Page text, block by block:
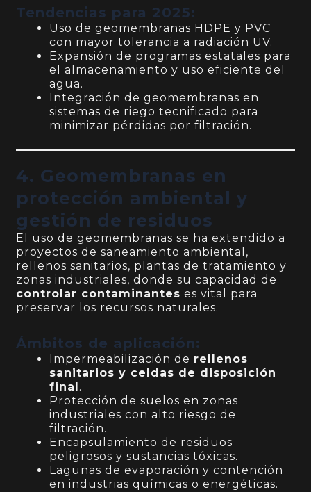
Tendencias para 2025:
Uso de geomembranas HDPE y PVC
con mayor tolerancia a radiación UV.
Expansión de programas estatales para
el almacenamiento y uso eficiente del
agua.
Integración de geomembranas en
sistemas de riego tecnificado para
minimizar pérdidas por filtración.
4. Geomembranas en
protección ambiental y
gestión de residuos
El uso de geomembranas se ha extendido a
proyectos de saneamiento ambiental,
rellenos sanitarios, plantas de tratamiento y
zonas industriales, donde su capacidad de
controlar contaminantes es vital para
preservar los recursos naturales.
Ámbitos de aplicación:
Impermeabilización de rellenos
sanitarios y celdas de disposición
final.
Protección de suelos en zonas
industriales con alto riesgo de
filtración.
Encapsulamiento de residuos
peligrosos y sustancias tóxicas.
Lagunas de evaporación y contención
en industrias químicas o energéticas.